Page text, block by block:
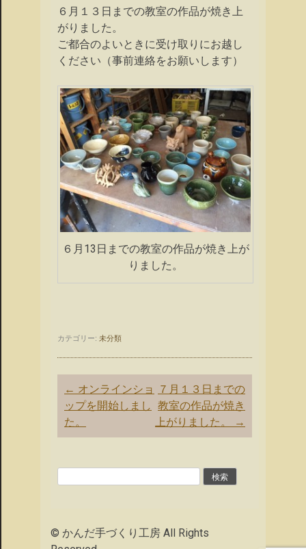
６月１３日までの教室の作品が焼き上
がりました。
ご都合のよいときに受け取りにお越し
ください（事前連絡をお願いします）
６月13日までの教室の作品が焼き上が
りました。
カテゴリー: 未分類
投
稿
ナ
ビ
ー
シ
← オンラインショ
ップを開始しまし
た。
７月１３日までの
教室の作品が焼き
上がりました。
→
© かんだ手づくり工房 All Rights